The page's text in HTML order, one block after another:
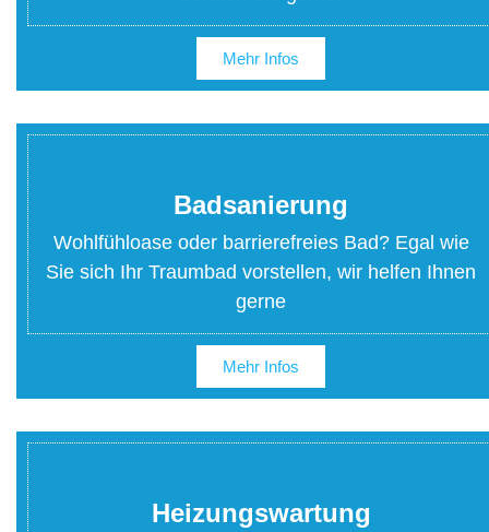
Mehr Infos
Badsanierung
Wohlfühloase oder barrierefreies Bad? Egal wie
Sie sich Ihr Traumbad vorstellen, wir helfen Ihnen
gerne
Mehr Infos
Heizungswartung